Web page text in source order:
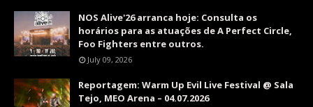
NOS Alive'26 arranca hoje: Consulta os
horários para as atuações de A Perfect Circle,
Foo Fighters entre outros.
July 09, 2026
Reportagem: Warm Up Evil Live Festival @ Sala
Tejo, MEO Arena – 04.07.2026